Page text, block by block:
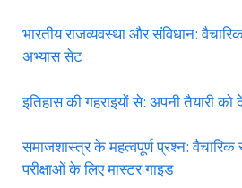
भारतीय राजव्यवस्था और संविधान:
अभ्यास सेट
इतिहास की गहराइयों से: अपनी तैयारी
समाजशास्त्र के महत्वपूर्ण प्रश्न: वैचारिक
परीक्षाओं के लिए मास्टर गाइड